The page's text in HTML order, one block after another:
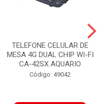
TELEFONE CELULAR DE
MESA 4G DUAL CHIP WI-FI
CA-42SX AQUARIO
Código: 49042